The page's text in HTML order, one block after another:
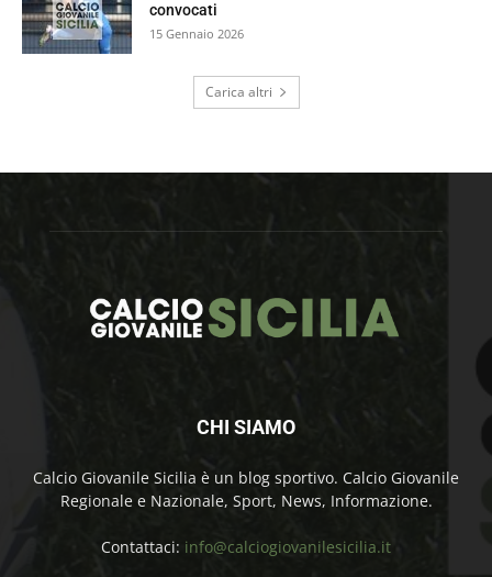
convocati
15 Gennaio 2026
Carica altri
CHI SIAMO
Calcio Giovanile Sicilia è un blog sportivo. Calcio Giovanile
Regionale e Nazionale, Sport, News, Informazione.
Contattaci: info@calciogiovanilesicilia.it